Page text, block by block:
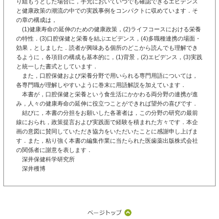
り組もうとした場合に，手元においていつでも確認できるエビデンス
と健康政策の潮流の中での実践事例をコンパクトに収めています．そ
の章の構成は，
(1)健康寿命の延伸のための健康政策，(2)ライフコースにおける栄養
の特性．(3)口腔保健と栄養を結ぶエビデンス，(4)多職種連携の場面・
効果，としました．読者が興味ある個所のどこから読んでも理解でき
るように，各項目の構成も基本的に，(1)背景，(2)エビデンス，(3)実践
と統一した書式としています．
また，口腔保健および栄養分野で用いられる専門用語については，
各専門職が理解しやすいように巻末に用語解説を加えています．
本書が，口腔保健と栄養という食生活にかかわる両分野の連携が進
み，人々の健康寿命の延伸に役立つことができれば望外の喜びです．
結びに，本書の分担をお願いした各著者は，この分野の研究の最前
線におられ，政策提言および実践面で経験を積まれた方々です．本企
画の意図に賛同していただき協力をいただいたことに感謝申し上げま
す．また，粘り強く本書の編集作業に当たられた医歯薬出版株式会社
の関係者に謝意を表します．
深井保健科学研究所
深井穫博